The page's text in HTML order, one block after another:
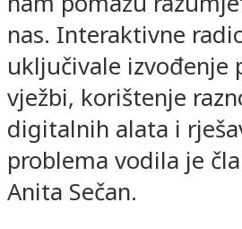
nas. Interaktivne
uključivale izvođenje
vježbi, korištenje
digitalnih alata i
problema vodila je
Anita Sečan.